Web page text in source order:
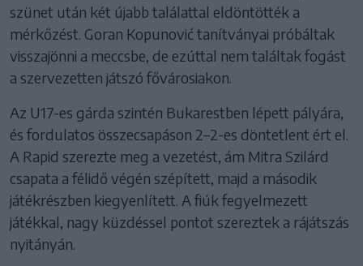
szünet után két újabb találattal eldöntötték a
mérkőzést. Goran Kopunović tanítványai próbáltak
visszajönni a meccsbe, de ezúttal nem találtak fogást
a szervezetten játszó fővárosiakon.
Az U17-es gárda szintén Bukarestben lépett pályára,
és fordulatos összecsapáson 2–2-es döntetlent ért el.
A Rapid szerezte meg a vezetést, ám Mitra Szilárd
csapata a félidő végén szépített, majd a második
játékrészben kiegyenlített. A fiúk fegyelmezett
játékkal, nagy küzdéssel pontot szereztek a rájátszás
nyitányán.